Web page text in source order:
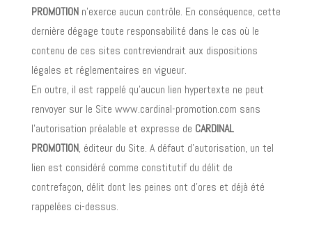
PROMOTION n’exerce aucun contrôle. En conséquence, cette
dernière dégage toute responsabilité dans le cas où le
contenu de ces sites contreviendrait aux dispositions
légales et réglementaires en vigueur.
En outre, il est rappelé qu’aucun lien hypertexte ne peut
renvoyer sur le Site www.cardinal-promotion.com sans
l’autorisation préalable et expresse de CARDINAL
PROMOTION, éditeur du Site. A défaut d’autorisation, un tel
lien est considéré comme constitutif du délit de
contrefaçon, délit dont les peines ont d’ores et déjà été
rappelées ci-dessus.